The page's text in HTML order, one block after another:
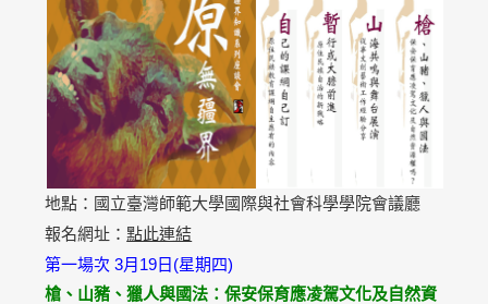
地點： 國立臺灣師範大學國際與社會科學學院會議廳
報名網址 ：點此連結
第一場次 3月19日(星期四)
槍、山豬、獵人與國法：保安保育應凌駕文化及自然資